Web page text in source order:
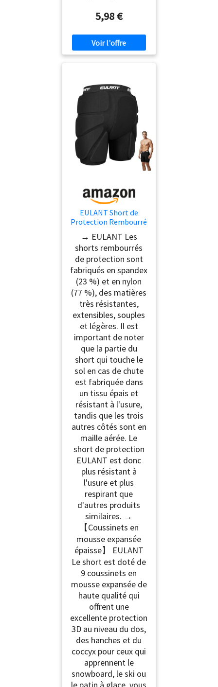
5,98 €
EULANT Short de
Protection Rembourré
Snowboard/Ski/Patina
ge sur Glace/Ski à
roulettes/Vélos/Skate,
Protection Hip Pad,
Coussinets de
Protection 3D pour
Hanche / Cul / Coccyx
→ EULANT Les
shorts rembourrés
de protection sont
fabriqués en spandex
(23 %) et en nylon
(77 %), des matières
très résistantes,
extensibles, souples
et légères. Il est
important de noter
que la partie du
short qui touche le
sol en cas de chute
est fabriquée dans
un tissu épais et
résistant à l'usure,
tandis que les trois
autres côtés sont en
maille aérée. Le
short de protection
EULANT est donc
plus résistant à
l'usure et plus
respirant que
d'autres produits
similaires. →
【Coussinets en
mousse expansée
épaisse】 EULANT
Le short est doté de
9 coussinets en
mousse expansée de
haute qualité qui
offrent une
excellente protection
3D au niveau du dos,
des hanches et du
coccyx pour ceux qui
apprennent le
snowboard, le ski ou
le patin à glace, vous